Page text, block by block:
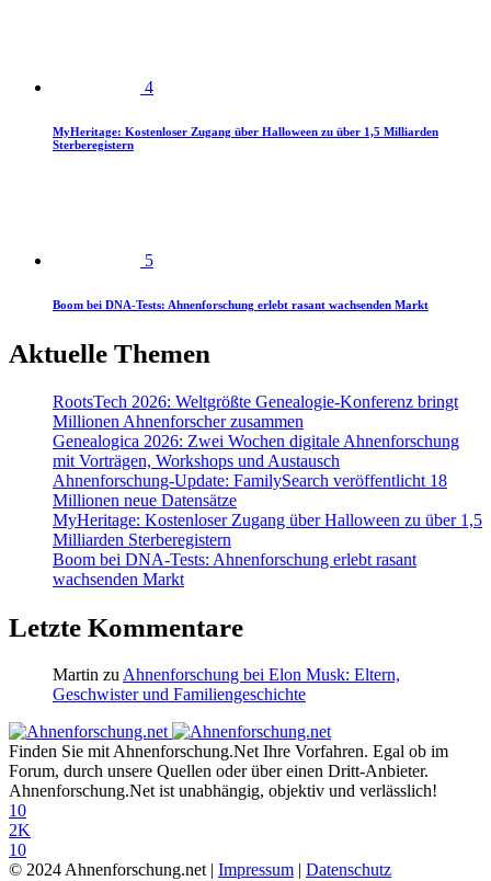
4
MyHeritage: Kostenloser Zugang über Halloween zu über 1,5 Milliarden
Sterberegistern
5
Boom bei DNA-Tests: Ahnenforschung erlebt rasant wachsenden Markt
Aktuelle Themen
RootsTech 2026: Weltgrößte Genealogie-Konferenz bringt
Millionen Ahnenforscher zusammen
Genealogica 2026: Zwei Wochen digitale Ahnenforschung
mit Vorträgen, Workshops und Austausch
Ahnenforschung-Update: FamilySearch veröffentlicht 18
Millionen neue Datensätze
MyHeritage: Kostenloser Zugang über Halloween zu über 1,5
Milliarden Sterberegistern
Boom bei DNA-Tests: Ahnenforschung erlebt rasant
wachsenden Markt
Letzte Kommentare
Martin zu Ahnenforschung bei Elon Musk: Eltern,
Geschwister und Familiengeschichte
Finden Sie mit Ahnenforschung.Net Ihre Vorfahren. Egal ob im
Forum, durch unsere Quellen oder über einen Dritt-Anbieter.
Ahnenforschung.Net ist unabhängig, objektiv und verlässlich!
10
2K
10
© 2024 Ahnenforschung.net | Impressum | Datenschutz